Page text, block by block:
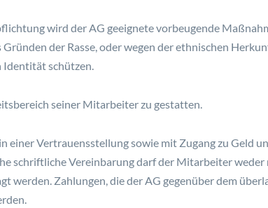
wird der AG geeignete vorbeugende
der Rasse, oder wegen der ethnischen
Identität schützen.
seiner Mitarbeiter zu gestatten.
einer Vertrauensstellung sowie mit Zugang zu Geld
schriftliche Vereinbarung darf der Mitarbeiter
werden. Zahlungen, die der AG gegenüber dem